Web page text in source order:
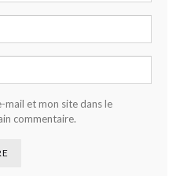
mail et mon site dans le
commentaire.